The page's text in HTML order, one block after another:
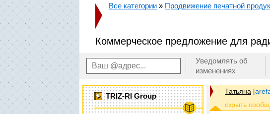
Все категории » Продвижение печатной
Коммерческое предложение для
Уведомлять об
изменениях
TRIZ-RI Group
Татьяна [